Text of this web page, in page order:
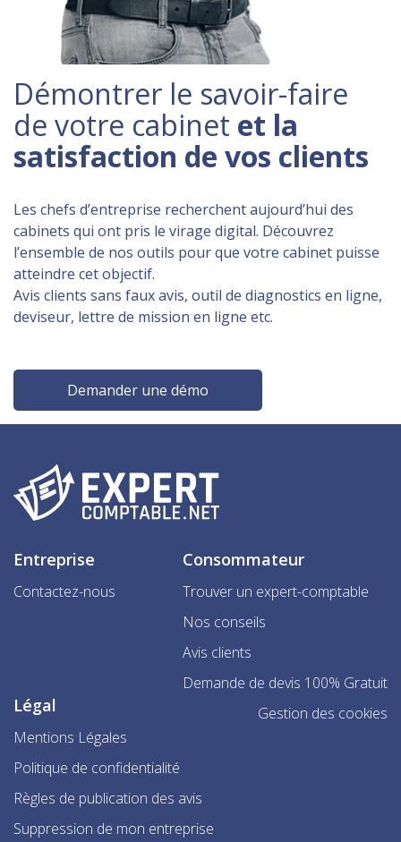
Démontrer le savoir-faire
de votre cabinet et la
satisfaction de vos clients
Les chefs d’entreprise recherchent aujourd’hui des
cabinets qui ont pris le virage digital. Découvrez
l’ensemble de nos outils pour que votre cabinet puisse
atteindre cet objectif.
Avis clients sans faux avis, outil de diagnostics en ligne,
deviseur, lettre de mission en ligne etc.
Demander une démo
Entreprise
Contactez-nous
Consommateur
Trouver un expert-comptable
Nos conseils
Avis clients
Demande de devis 100% Gratuit
Légal
Mentions Légales
Politique de confidentialité
Règles de publication des avis
Suppression de mon entreprise
Gestion des cookies